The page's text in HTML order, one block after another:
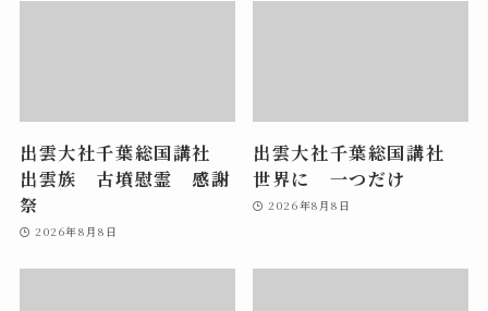
出雲大社千葉総国講社
出雲族 古墳慰霊 感謝
祭
2026年8月8日
出雲大社千葉総国講社
世界に 一つだけ
2026年8月8日